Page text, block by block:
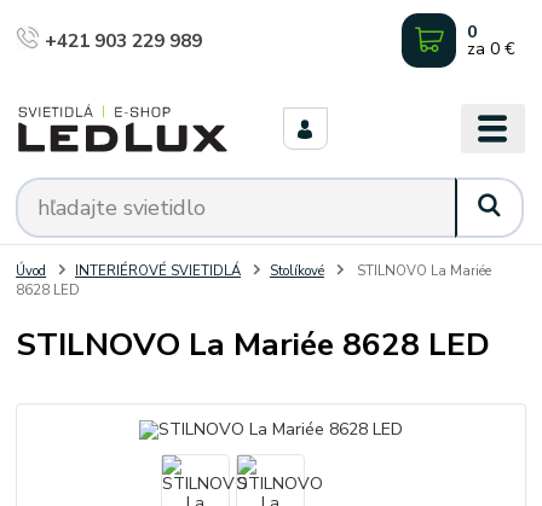
+421 903 229 989 0
za 0 €
Úvod INTERIÉROVÉ SVIETIDLÁ Stolíkové
STILNOVO La Mariée
8628 LED
STILNOVO La Mariée 8628 LED